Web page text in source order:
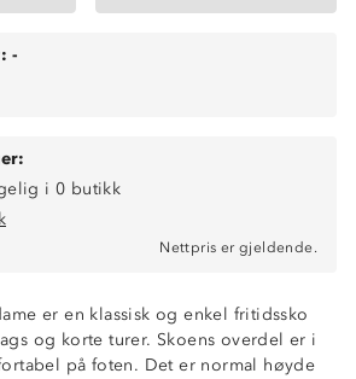
-
i 0 butikk
Nettpris er gjeldende.
er en klassisk og enkel fritidssko
og korte turer. Skoens overdel er i
på foten. Det er normal høyde